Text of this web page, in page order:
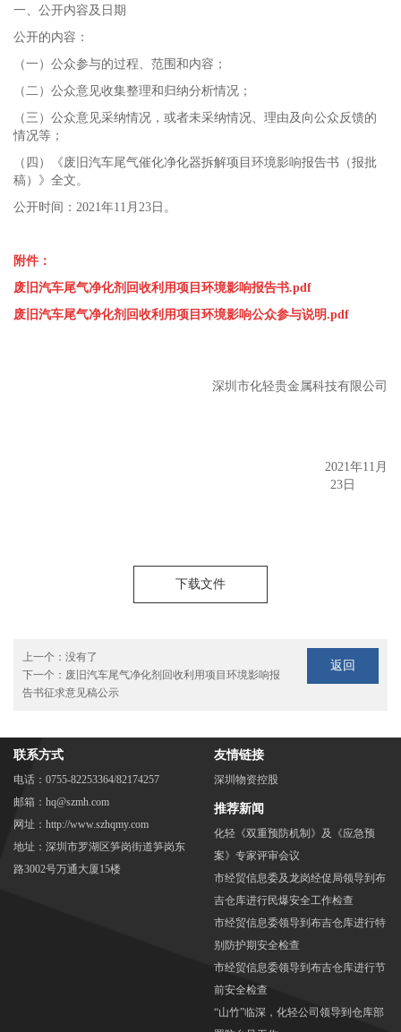
一、公开内容及日期
公开的内容：
（一）公众参与的过程、范围和内容；
（二）公众意见收集整理和归纳分析情况；
（三）公众意见采纳情况，或者未采纳情况、理由及向公众反馈的
情况等；
（四）《废旧汽车尾气催化净化器拆解项目环境影响报告书（报批
稿）》全文。
公开时间：2021年11月23日。
附件：
废旧汽车尾气净化剂回收利用项目环境影响报告书.pdf
废旧汽车尾气净化剂回收利用项目环境影响公众参与说明.pdf
深圳市化轻贵金属科技有限公司
2021年11月
23日
下载文件
上一个： 没有了
下一个： 废旧汽车尾气净化剂回收利用项目环境影响报
告书征求意见稿公示
返回
联系方式
电话：0755-82253364/82174257
邮箱：hq@szmh.com
网址：http://www.szhqmy.com
地址：深圳市罗湖区笋岗街道笋岗东
路3002号万通大厦15楼
友情链接
深圳物资控股
推荐新闻
化轻《双重预防机制》及《应急预
案》专家评审会议
市经贸信息委及龙岗经促局领导到布
吉仓库进行民爆安全工作检查
市经贸信息委领导到布吉仓库进行特
别防护期安全检查
市经贸信息委领导到布吉仓库进行节
前安全检查
“山竹”临深，化轻公司领导到仓库部